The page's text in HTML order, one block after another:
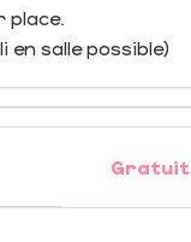
salle possible)
Gratuit